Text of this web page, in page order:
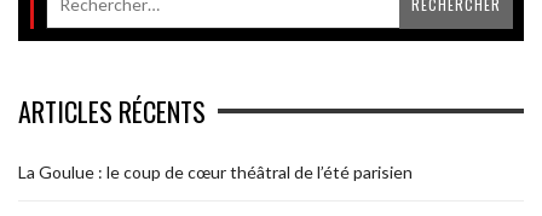
ARTICLES RÉCENTS
La Goulue : le coup de cœur théâtral de l’été parisien